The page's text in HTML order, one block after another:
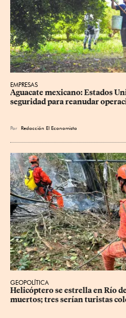
EMPRESAS
Aguacate mexicano: Estados
seguridad para reanudar
Por Redacción El Economista
GEOPOLÍTICA
Helicóptero se estrella en Río
muertos; tres serían turistas